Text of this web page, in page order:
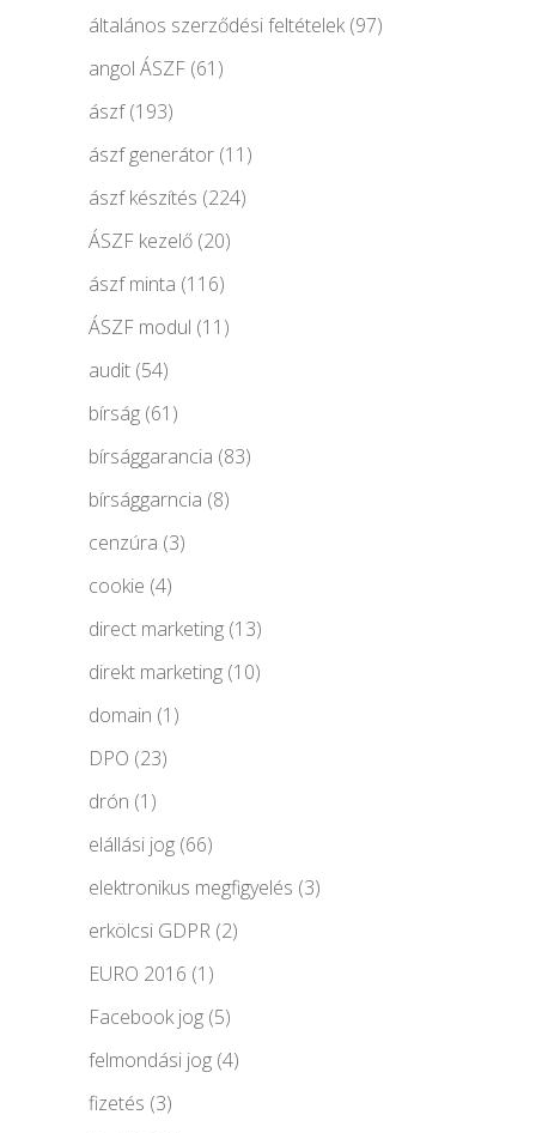
általános szerződési feltételek(97)
angol ÁSZF (61)
ászf(193)
ászf generátor (11)
ászf készítés (224)
ÁSZF kezelő (20)
ászf minta (116)
ÁSZF modul (11)
audit (54)
bírság (61)
bírsággarancia (83)
bírsággarncia (8)
cenzúra (3)
cookie (4)
direct marketing (13)
direkt marketing (10)
domain (1)
DPO (23)
drón (1)
elállási jog (66)
elektronikus megfigyelés (3)
erkölcsi GDPR (2)
EURO 2016 (1)
Facebook jog (5)
felmondási jog (4)
fizetés (3)